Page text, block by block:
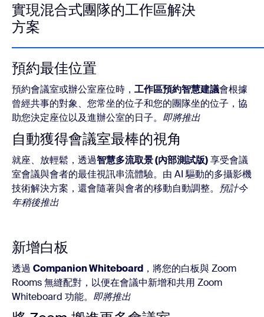
實現混合式團隊的工作區解決
方案
預約最佳位置
預約會議室或辦公室座位時， 工作區預約智慧建議會根據
曾經共事的對象、您常坐的位子和您的團隊坐的位子，協
助您決定座位以及進辦公室的日子。 即將推出
自動獲得會議室最棒的視角
就座、放輕鬆，透過智慧多流取景 (內部測試版)享受會議
室會議與會者的最佳視訊串流體驗。由 AI 驅動的多攝影機
技術解決方案，還會隨著與會者的移動自動調整。 預計今
年稍後推出
新增白板
透過 Companion Whiteboard ，將您的白板與 Zoom
Rooms 無縫配對，以便在會議中新增和共用 Zoom
Whiteboard 功能。 即將推出